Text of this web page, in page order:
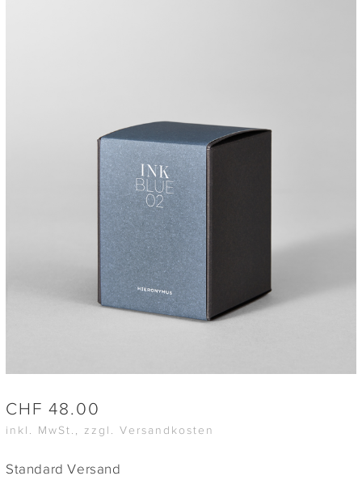
CHF 48.00
inkl. MwSt., zzgl. Versandkosten
Standard Versand